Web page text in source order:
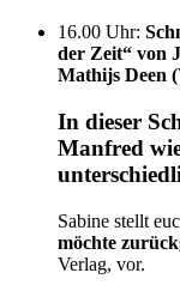
16.00 Uhr:
der Zeit“ von
Mathijs Deen
In dieser
Manfred
Sabine stellt
möchte
Verlag, vor.